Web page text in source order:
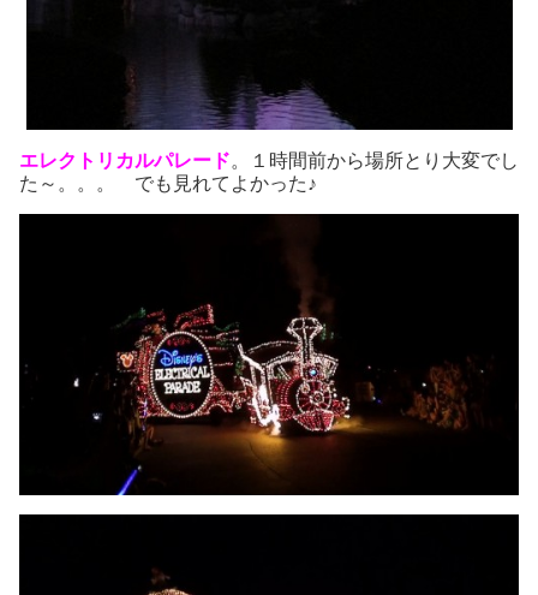
エレクトリカルパレード。１時間前から場所とり大変でし
た～。。。 でも見れてよかった♪